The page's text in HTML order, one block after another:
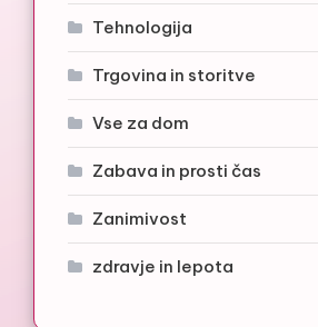
Tehnologija
Trgovina in storitve
Vse za dom
Zabava in prosti čas
Zanimivost
zdravje in lepota